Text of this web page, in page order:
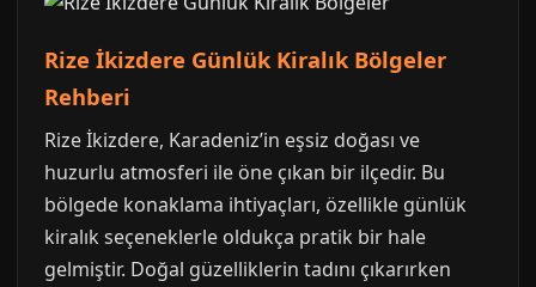
Rize İkizdere Günlük Kiralık Bölgeler
Rehberi
Rize İkizdere, Karadeniz’in eşsiz doğası ve
huzurlu atmosferi ile öne çıkan bir ilçedir. Bu
bölgede konaklama ihtiyaçları, özellikle günlük
kiralık seçeneklerle oldukça pratik bir hale
gelmiştir. Doğal güzelliklerin tadını çıkarırken